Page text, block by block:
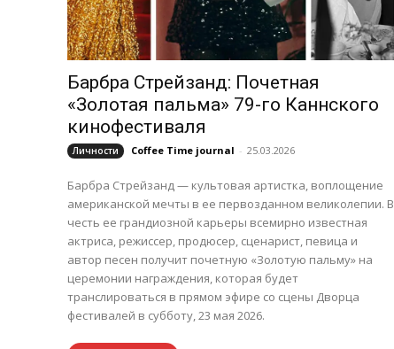
Барбра Стрейзанд: Почетная
«Золотая пальма» 79-го Каннского
кинофестиваля
Личности Coffee Time journal - 25.03.2026
Барбра Стрейзанд — культовая артистка, воплощение
американской мечты в ее первозданном великолепии. В
честь ее грандиозной карьеры всемирно известная
актриса, режиссер, продюсер, сценарист, певица и
автор песен получит почетную «Золотую пальму» на
церемонии награждения, которая будет
транслироваться в прямом эфире со сцены Дворца
фестивалей в субботу, 23 мая 2026.